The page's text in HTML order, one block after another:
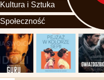
Kultura i Sztuka
Społeczność